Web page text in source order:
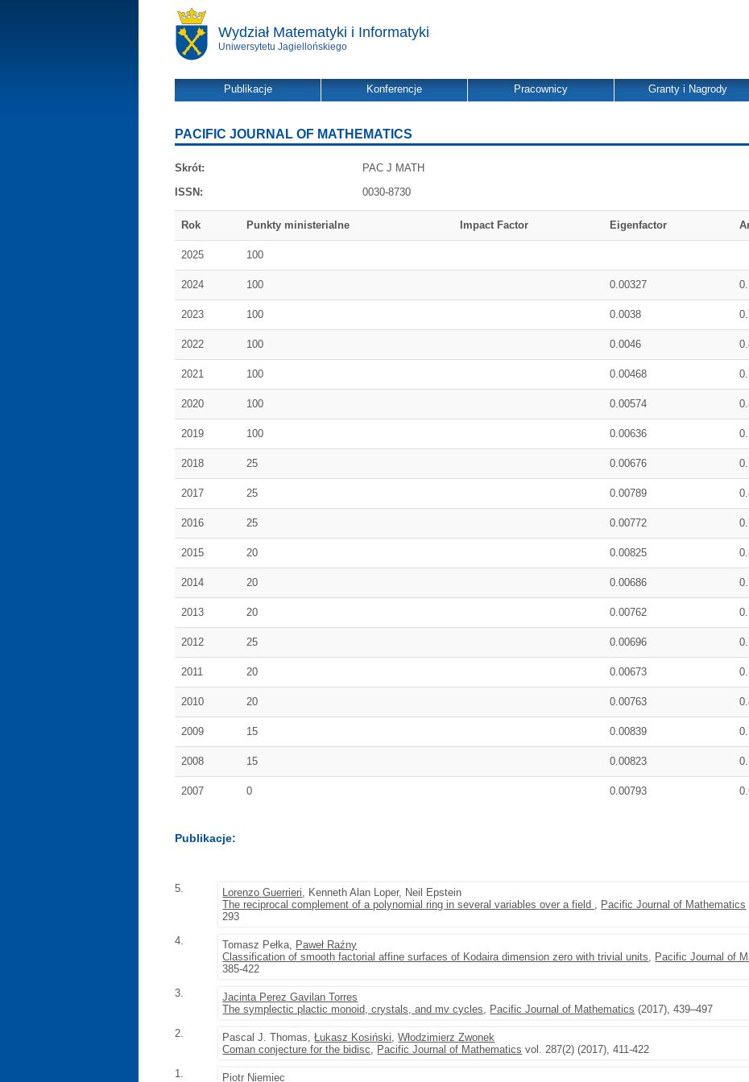
Wydział Matematyki i Informatyki
Uniwersytetu Jagiellońskiego
Publikacje Konferencje Pracownicy Granty i Nagrody
PACIFIC JOURNAL OF MATHEMATICS
Skrót:
PAC J MATH
ISSN:
0030-8730
Rok Punkty ministerialne Impact Factor Eigenfactor
2025 100
2024 100 0.00327
2023 100 0.0038
2022 100 0.0046
2021 100 0.00468
2020 100 0.00574
2019 100 0.00636
2018 25 0.00676
2017 25 0.00789
2016 25 0.00772
2015 20 0.00825
2014 20 0.00686
2013 20 0.00762
2012 25 0.00696
2011 20 0.00673
2010 20 0.00763
2009 15 0.00839
2008 15 0.00823
2007 0 0.00793
Publikacje:
5. Lorenzo Guerrieri, Kenneth Alan Loper, Neil Epstein
The reciprocal complement of a polynomial ring in several variables over a field , Pacific Journal of Mathematics
293
4.
Tomasz Pełka, Paweł Raźny
Classification of smooth factorial affine surfaces of Kodaira dimension zero with trivial units, Pacific Journal of
385-422
3.
Jacinta Perez Gavilan Torres
The symplectic plactic monoid, crystals, and mv cycles, Pacific Journal of Mathematics (2017), 439–497
2.
Pascal J. Thomas,Łukasz Kosiński,Włodzimierz Zwonek
Coman conjecture for the bidisc, Pacific Journal of Mathematics vol. 287(2) (2017), 411-422
1.
Piotr Niemiec